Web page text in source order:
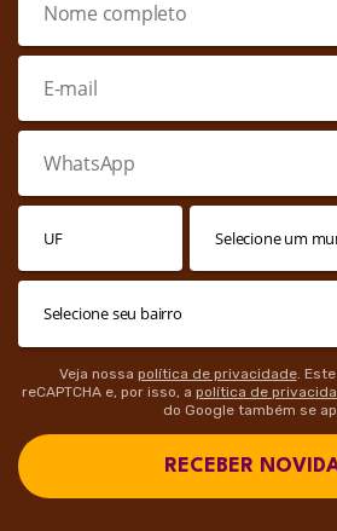
Veja nossa política de privacidade.
reCAPTCHA e, por isso, a política de
do Google também se
RECEBER